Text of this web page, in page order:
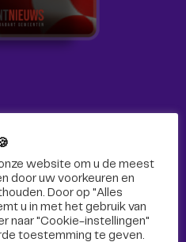
hier, maar ook via social
website om u de meest
door uw voorkeuren en
Door op "Alles
u in met het gebruik van
naar "Cookie-instellingen"
toestemming te geven.